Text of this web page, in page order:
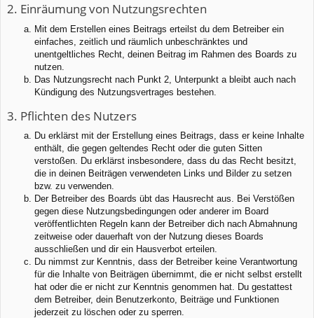
2. Einräumung von Nutzungsrechten
Mit dem Erstellen eines Beitrags erteilst du dem Betreiber ein
einfaches, zeitlich und räumlich unbeschränktes und
unentgeltliches Recht, deinen Beitrag im Rahmen des Boards zu
nutzen.
Das Nutzungsrecht nach Punkt 2, Unterpunkt a bleibt auch nach
Kündigung des Nutzungsvertrages bestehen.
3. Pflichten des Nutzers
Du erklärst mit der Erstellung eines Beitrags, dass er keine Inhalte
enthält, die gegen geltendes Recht oder die guten Sitten
verstoßen. Du erklärst insbesondere, dass du das Recht besitzt,
die in deinen Beiträgen verwendeten Links und Bilder zu setzen
bzw. zu verwenden.
Der Betreiber des Boards übt das Hausrecht aus. Bei Verstößen
gegen diese Nutzungsbedingungen oder anderer im Board
veröffentlichten Regeln kann der Betreiber dich nach Abmahnung
zeitweise oder dauerhaft von der Nutzung dieses Boards
ausschließen und dir ein Hausverbot erteilen.
Du nimmst zur Kenntnis, dass der Betreiber keine Verantwortung
für die Inhalte von Beiträgen übernimmt, die er nicht selbst erstellt
hat oder die er nicht zur Kenntnis genommen hat. Du gestattest
dem Betreiber, dein Benutzerkonto, Beiträge und Funktionen
jederzeit zu löschen oder zu sperren.